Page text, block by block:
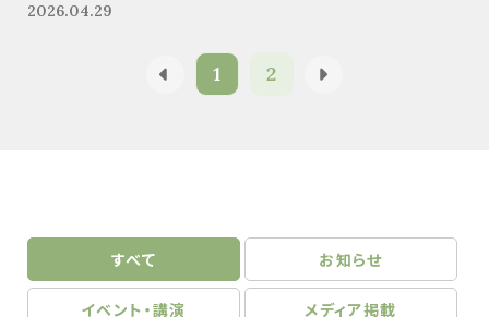
2026.04.29
1 2
すべて お知らせ
イベント・講演 メディア掲載